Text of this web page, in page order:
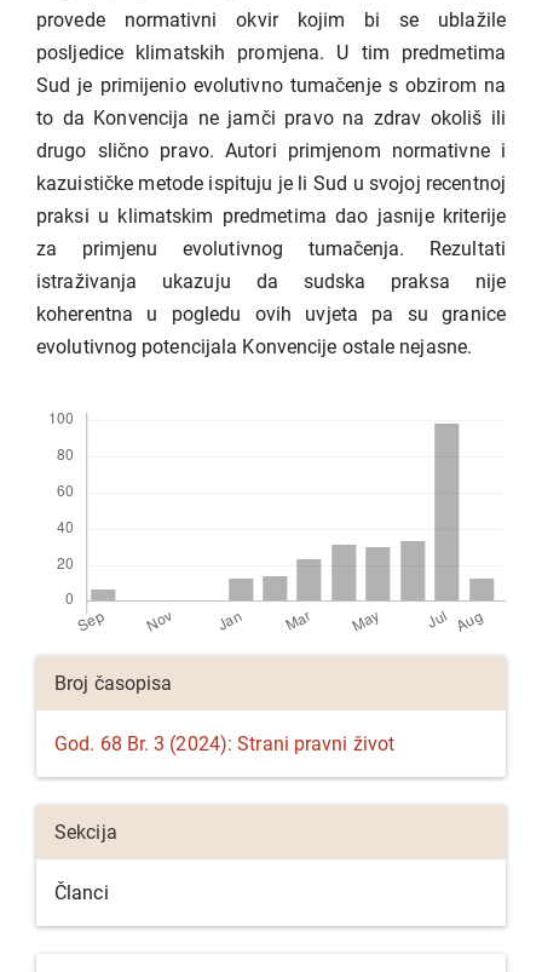
provede normativni okvir kojim bi se ublažile
posljedice klimatskih promjena. U tim predmetima
Sud je primijenio evolutivno tumačenje s obzirom na
to da Konvencija ne jamči pravo na zdrav okoliš ili
drugo slično pravo. Autori primjenom normativne i
kazuističke metode ispituju je li Sud u svojoj recentnoj
praksi u klimatskim predmetima dao jasnije kriterije
za primjenu evolutivnog tumačenja. Rezultati
istraživanja ukazuju da sudska praksa nije
koherentna u pogledu ovih uvjeta pa su granice
evolutivnog potencijala Konvencije ostale nejasne.
Detalji
članka
Broj časopisa
God. 68 Br. 3 (2024): Strani pravni život
Sekcija
Članci